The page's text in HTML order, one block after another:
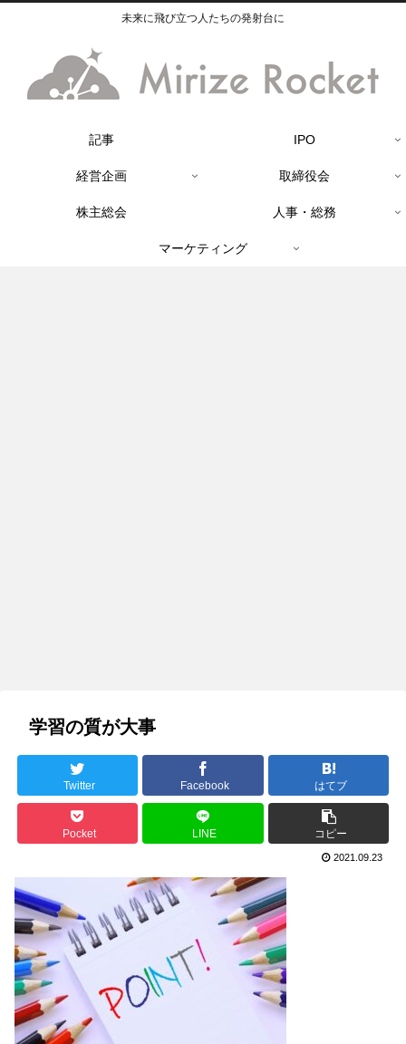
未来に飛び立つ人たちの発射台に
記事 IPO
経営企画 取締役会
株主総会 人事・総務
マーケティング
学習の質が大事
Twitter Facebook はてブ
Pocket LINE コピー
2021.09.23